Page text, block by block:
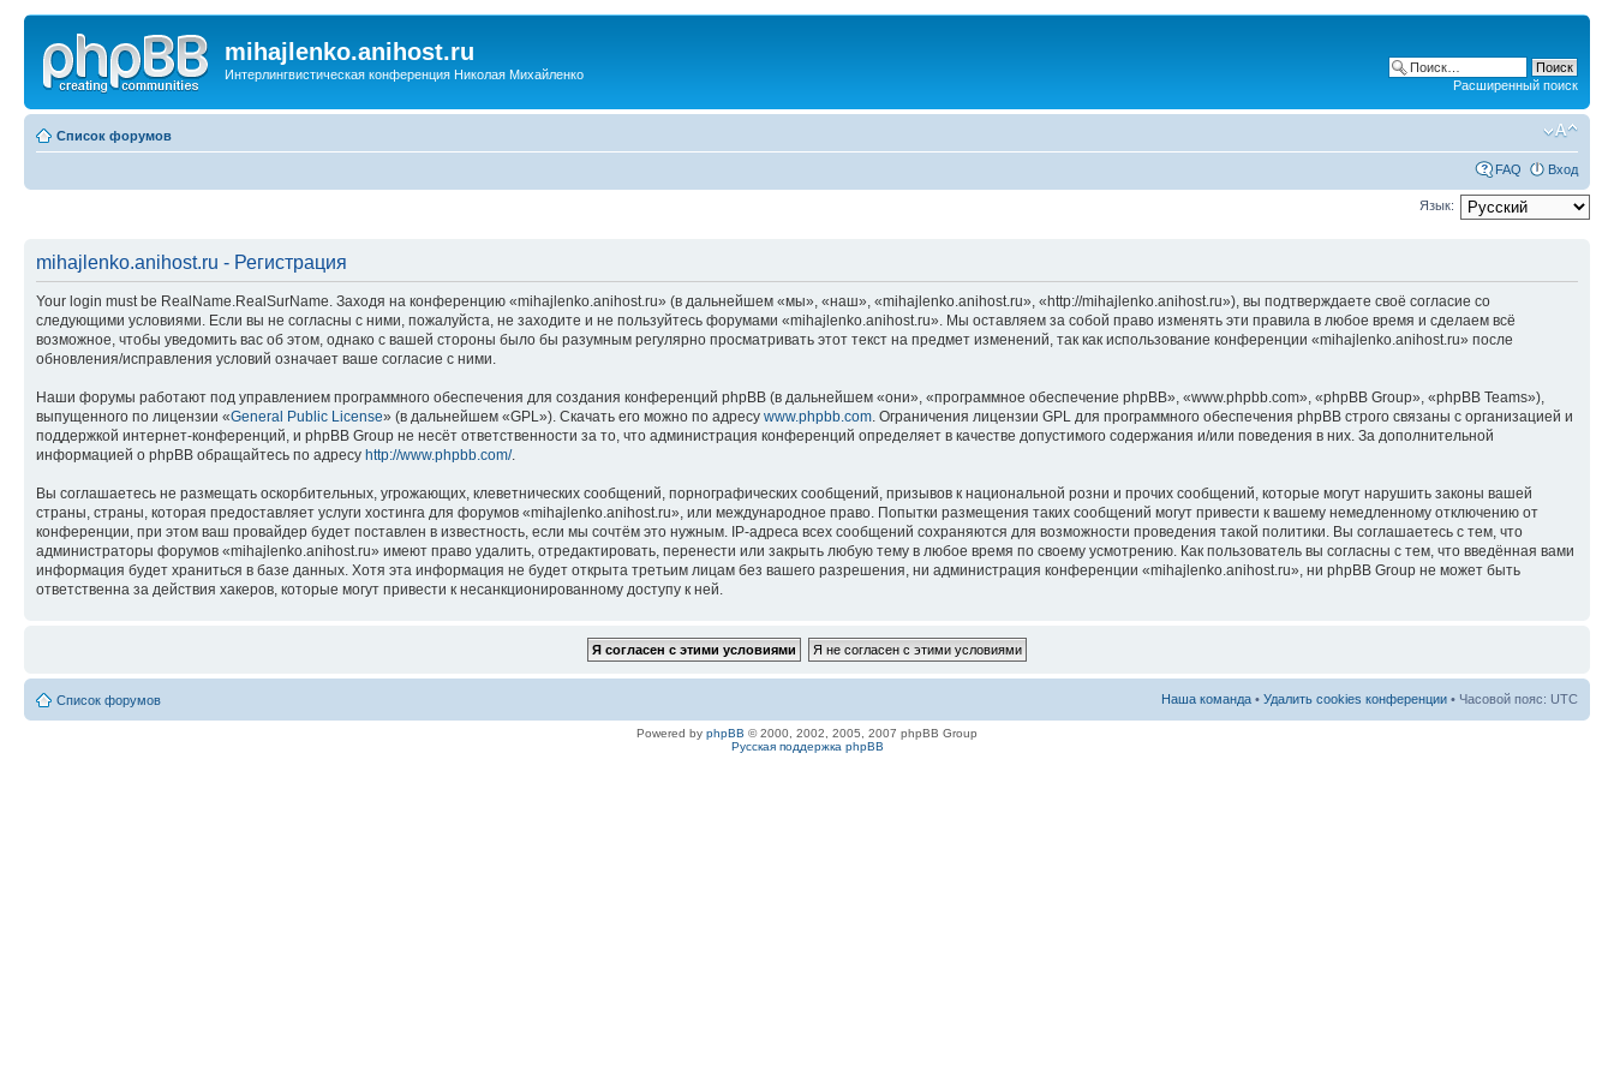
mihajlenko.anihost.ru
Интерлингвистическая конференция Николая Михайленко
Расширенный поиск
Список форумов
FAQ Вход
Язык:
mihajlenko.anihost.ru - Регистрация
Your login must be RealName.RealSurName. Заходя на конференцию «mihajlenko.anihost.ru» (в дальнейшем «мы», «наш», «mihajlenko.anihost.ru», «http://mihajlenko.anihost.ru»), вы подтверждаете своё согласие со
следующими условиями. Если вы не согласны с ними, пожалуйста, не заходите и не пользуйтесь форумами «mihajlenko.anihost.ru». Мы оставляем за собой право изменять эти правила в любое время и сделаем всё
возможное, чтобы уведомить вас об этом, однако с вашей стороны было бы разумным регулярно просматривать этот текст на предмет изменений, так как использование конференции «mihajlenko.anihost.ru» после
обновления/исправления условий означает ваше согласие с ними.
Наши форумы работают под управлением программного обеспечения для создания конференций phpBB (в дальнейшем «они», «программное обеспечение phpBB», «www.phpbb.com», «phpBB Group», «phpBB Teams»),
выпущенного по лицензии «General Public License» (в дальнейшем «GPL»). Скачать его можно по адресу www.phpbb.com. Ограничения лицензии GPL для программного обеспечения phpBB строго связаны с организацией и
поддержкой интернет-конференций, и phpBB Group не несёт ответственности за то, что администрация конференций определяет в качестве допустимого содержания и/или поведения в них. За дополнительной
информацией о phpBB обращайтесь по адресу http://www.phpbb.com/.
Вы соглашаетесь не размещать оскорбительных, угрожающих, клеветнических сообщений, порнографических сообщений, призывов к национальной розни и прочих сообщений, которые могут нарушить законы вашей
страны, страны, которая предоставляет услуги хостинга для форумов «mihajlenko.anihost.ru», или международное право. Попытки размещения таких сообщений могут привести к вашему немедленному отключению от
конференции, при этом ваш провайдер будет поставлен в известность, если мы сочтём это нужным. IP-адреса всех сообщений сохраняются для возможности проведения такой политики. Вы соглашаетесь с тем, что
администраторы форумов «mihajlenko.anihost.ru» имеют право удалить, отредактировать, перенести или закрыть любую тему в любое время по своему усмотрению. Как пользователь вы согласны с тем, что введённая вами
информация будет храниться в базе данных. Хотя эта информация не будет открыта третьим лицам без вашего разрешения, ни администрация конференции «mihajlenko.anihost.ru», ни phpBB Group не может быть
ответственна за действия хакеров, которые могут привести к несанкционированному доступу к ней.
Список форумов Наша команда • Удалить cookies конференции • Часовой пояс: UTC
Powered by phpBB © 2000, 2002, 2005, 2007 phpBB Group
Русская поддержка phpBB